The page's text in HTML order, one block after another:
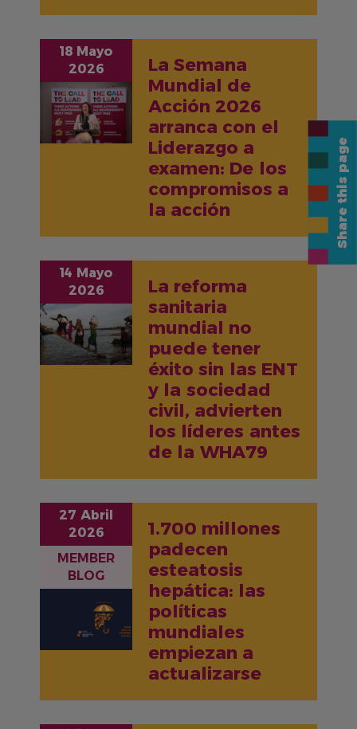
18 Mayo
2026
IMAGEN
La Semana
Mundial de
Acción 2026
arranca con el
Liderazgo a
examen: De los
compromisos a
la acción
14 Mayo
2026
IMAGEN
La reforma
sanitaria
mundial no
puede tener
éxito sin las ENT
y la sociedad
civil, advierten
los líderes antes
de la WHA79
27 Abril
2026
MEMBER
BLOG
1.700 millones
padecen
esteatosis
hepática: las
políticas
mundiales
empiezan a
actualizarse
Share this page